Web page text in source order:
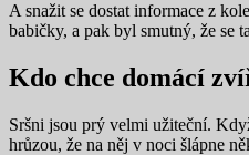
A snažit se dostat informace z
babičky, a pak byl smutný, že se
Kdo chce domácí
Sršni jsou prý velmi užiteční.
hrůzou, že na něj v noci šlápne